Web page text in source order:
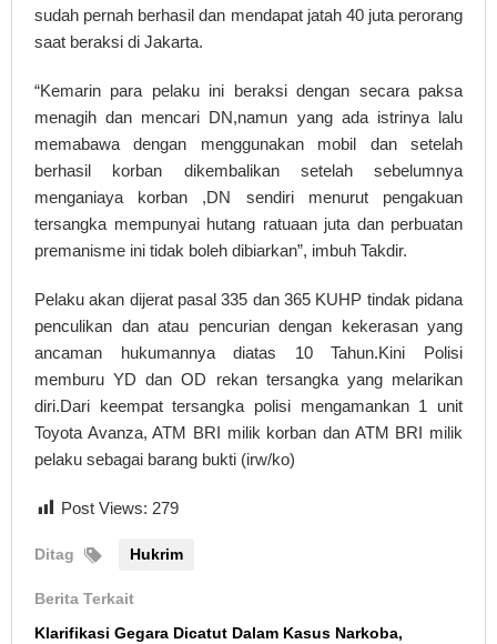
sudah pernah berhasil dan mendapat jatah 40 juta perorang
saat beraksi di Jakarta.
“Kemarin para pelaku ini beraksi dengan secara paksa
menagih dan mencari DN,namun yang ada istrinya lalu
memabawa dengan menggunakan mobil dan setelah
berhasil korban dikembalikan setelah sebelumnya
menganiaya korban ,DN sendiri menurut pengakuan
tersangka mempunyai hutang ratuaan juta dan perbuatan
premanisme ini tidak boleh dibiarkan”, imbuh Takdir.
Pelaku akan dijerat pasal 335 dan 365 KUHP tindak pidana
penculikan dan atau pencurian dengan kekerasan yang
ancaman hukumannya diatas 10 Tahun.Kini Polisi
memburu YD dan OD rekan tersangka yang melarikan
diri.Dari keempat tersangka polisi mengamankan 1 unit
Toyota Avanza, ATM BRI milik korban dan ATM BRI milik
pelaku sebagai barang bukti (irw/ko)
Post Views: 279
Ditag Hukrim
Berita Terkait
Klarifikasi Gegara Dicatut Dalam Kasus Narkoba,